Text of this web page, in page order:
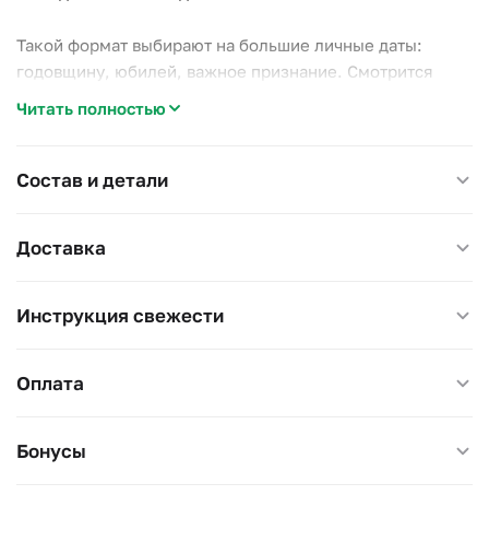
Такой формат выбирают на большие личные даты:
годовщину, юбилей, важное признание. Смотрится
Розы стоят во влажной губке: подливайте воду раз в
Размер 30×30 см, высота 25 см.
Читать полностью
Состав и детали
Доставка
Инструкция свежести
Оплата
Бонусы